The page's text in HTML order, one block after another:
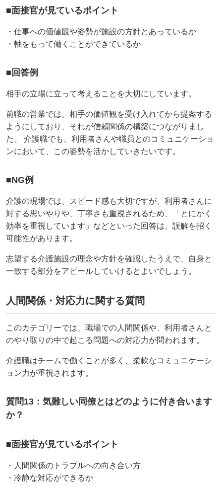
■面接官が見ているポイント
・仕事への価値観や姿勢が施設の方針とあっているか
・軸をもって働くことができているか
■回答例
相手の立場に立って考えることを大切にしています。
前職の営業では、相手の価値観を受け入れてから提案する
ようにしており、それが信頼関係の構築につながりまし
た。 介護職でも、利用者さんや職員とのコミュニケーショ
ンにおいて、この姿勢を活かしていきたいです。
■NG例
介護の現場では、スピード感も大切ですが、利用者さんに
対する思いやりや、丁寧さも重視されるため、「とにかく
効率を重視しています」などといった回答は、誤解を招く
可能性があります。
志望する介護施設の理念や方針を確認したうえで、自身と
一致する部分をアピールしていけるとよいでしょう。
人間関係・対応力に関する質問
このカテゴリーでは、職場での人間関係や、利用者さんと
のやり取りの中で起こる問題への対応力が問われます。
介護職はチームで働くことが多く、柔軟なコミュニケーシ
ョン力が重視されます。
質問13：気難しい同僚とはどのように付き合います
か？
■面接官が見ているポイント
・人間関係のトラブルへの向き合い方
・冷静な対応ができるか